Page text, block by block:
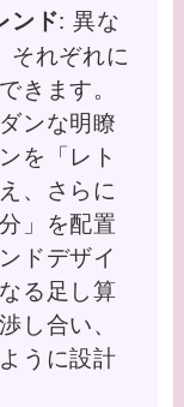
ンド: 異な
それぞれに
きます。
ンな明瞭
を「レト
、さらに
」を配置
ドデザイ
る足し算
し合い、
うに設計